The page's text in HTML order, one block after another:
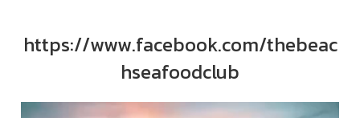
https://www.facebook.com/thebeac
hseafoodclub